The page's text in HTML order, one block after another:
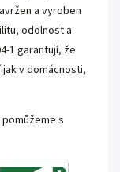
a vyroben
odolnost a
1 garantují, že
v domácnosti,
s